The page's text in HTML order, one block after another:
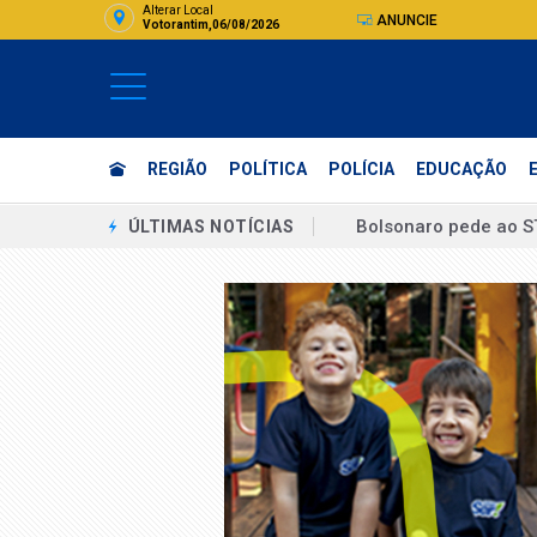
Alterar Local
Votorantim,06/08/2026
ANUNCIE
REGIÃO POLÍTICA POLÍCIA EDUCAÇÃO
ÚLTIMAS NOTÍCIAS
Sem vice mulher,
Boulos chama vice
"Eu estuprei
Assinatura digital e
Unicamp recebe
Unesp abre seleção
Flávio sondou
Eleição